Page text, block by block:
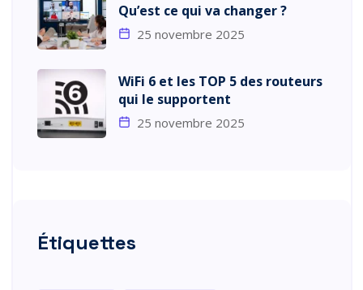
Qu’est ce qui va changer ?
25 novembre 2025
WiFi 6 et les TOP 5 des routeurs
qui le supportent
25 novembre 2025
Étiquettes